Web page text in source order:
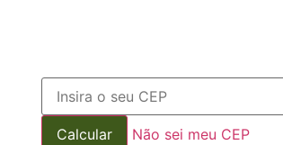
Não sei meu CEP